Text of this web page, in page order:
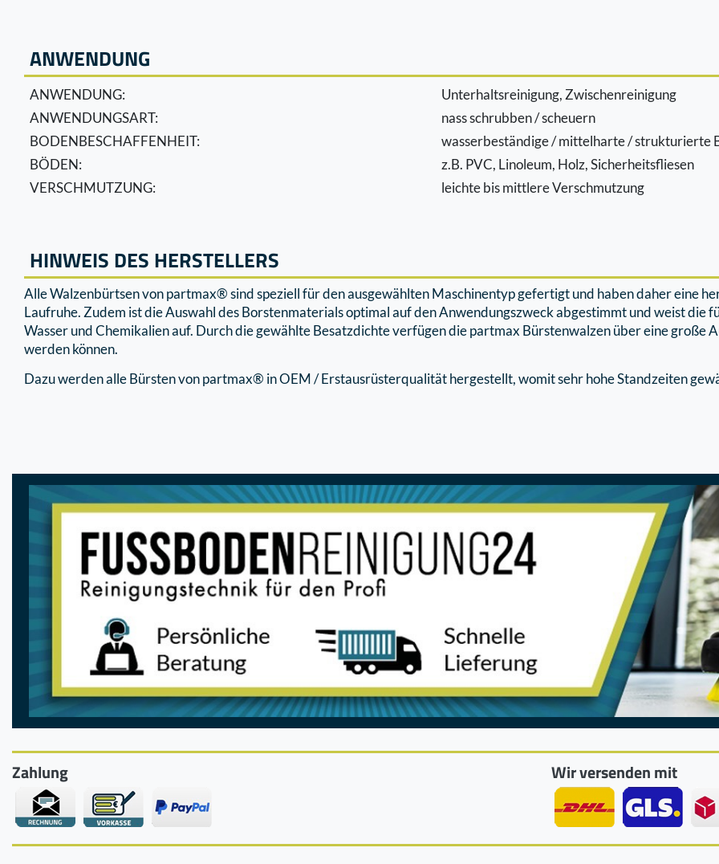
ANWENDUNG
ANWENDUNG:
Unterhaltsreinigung, Zwischenreinigung
ANWENDUNGSART:
nass schrubben / scheuern
BODENBESCHAFFENHEIT:
wasserbeständige / mittelharte / strukturierte
BÖDEN:
z.B. PVC, Linoleum, Holz, Sicherheitsﬂiesen
VERSCHMUTZUNG:
leichte bis mittlere Verschmutzung
HINWEIS DES HERSTELLERS
Alle Walzenbürtsen von partmax® sind speziell für den ausgewählten Maschinentyp gefertigt und haben daher eine
Laufruhe. Zudem ist die Auswahl des Borstenmaterials optimal auf den Anwendungszweck abgestimmt und weist
Wasser und Chemikalien auf. Durch die gewählte Besatzdichte verfügen die partmax Bürstenwalzen über eine große
werden können.
Dazu werden alle Bürsten von partmax® in OEM / Erstausrüsterqualität hergestellt, womit sehr hohe Standzeiten
Zahlung Wir versenden mit